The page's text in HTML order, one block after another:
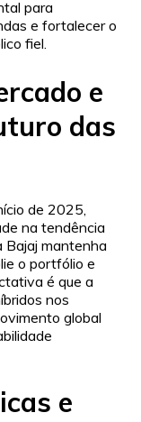
para
e fortalecer o
fiel.
e
das
de 2025,
na tendência
Bajaj mantenha
o portfólio e
é que a
nos
global
e